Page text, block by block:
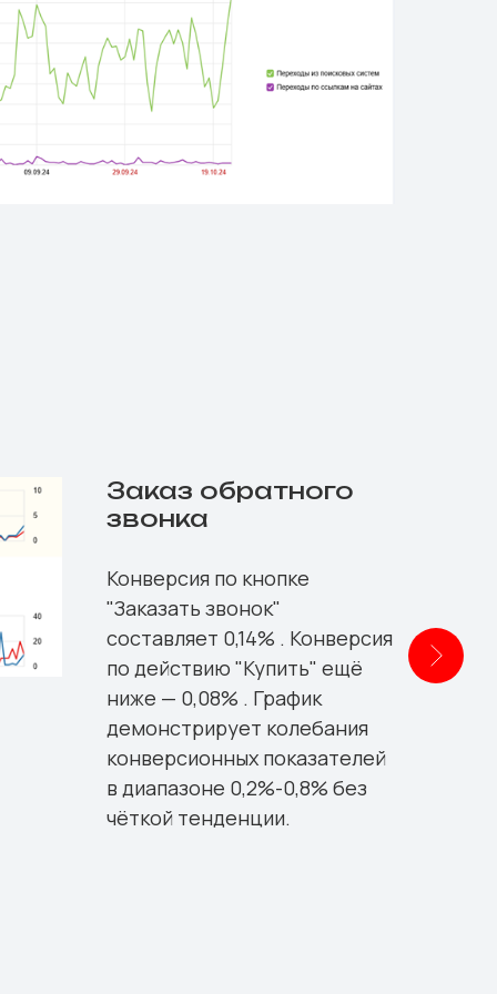
Заказ обратного
звонка
Конверсия по кнопке
"Заказать звонок"
составляет 0,14% . Конверсия
по действию "Купить" ещё
ниже — 0,08% . График
демонстрирует колебания
конверсионных показателей
в диапазоне 0,2%-0,8% без
чёткой тенденции.